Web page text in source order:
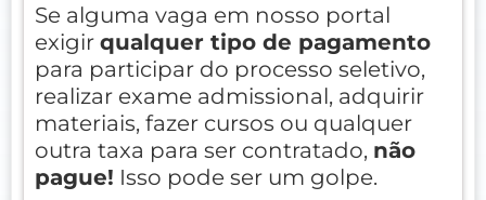
Se alguma vaga em nosso portal
exigir qualquer tipo de pagamento
para participar do processo seletivo,
realizar exame admissional, adquirir
materiais, fazer cursos ou qualquer
outra taxa para ser contratado, não
pague! Isso pode ser um golpe.